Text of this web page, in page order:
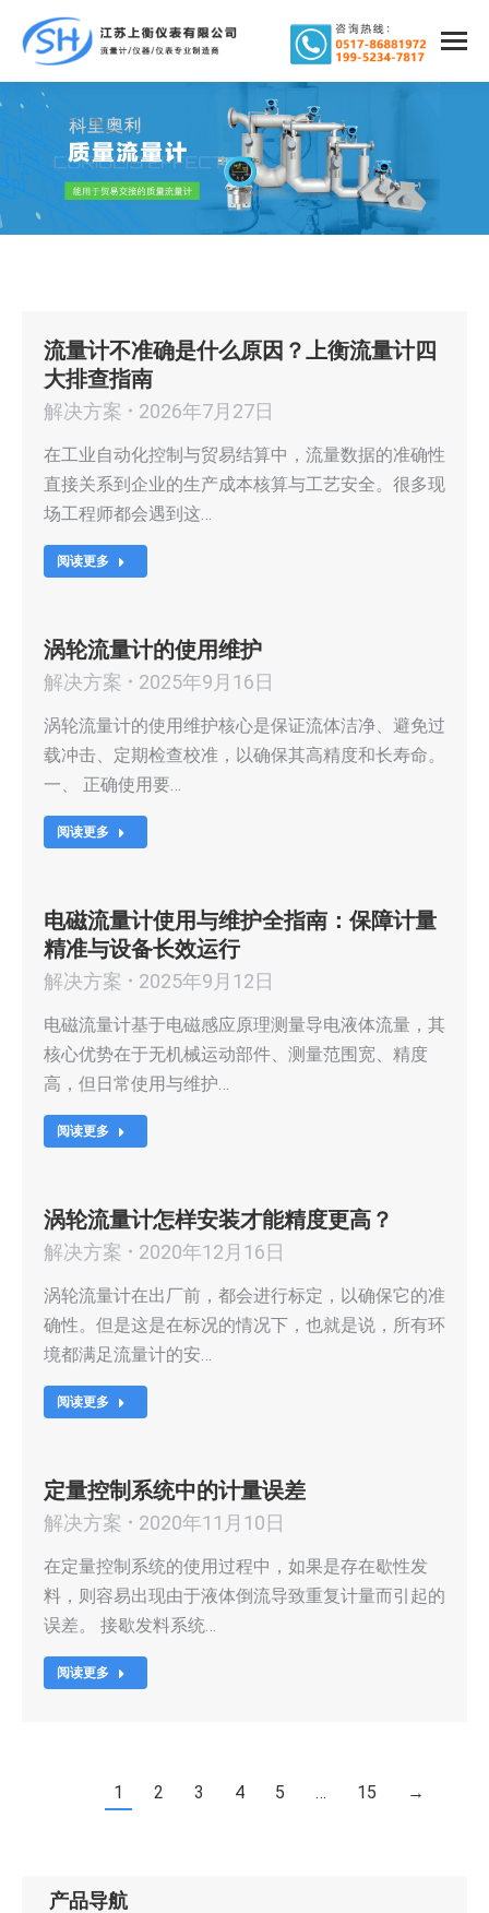
流量计不准确是什么原因？上衡流量计四
大排查指南
解决方案 2026年7月27日
在工业自动化控制与贸易结算中，流量数据的准确性
直接关系到企业的生产成本核算与工艺安全。很多现
场工程师都会遇到这…
阅读更多
涡轮流量计的使用维护
解决方案 2025年9月16日
涡轮流量计的使用维护核心是保证流体洁净、避免过
载冲击、定期检查校准，以确保其高精度和长寿命。
一、 正确使用要…
阅读更多
电磁流量计使用与维护全指南：保障计量
精准与设备长效运行
解决方案 2025年9月12日
电磁流量计基于电磁感应原理测量导电液体流量，其
核心优势在于无机械运动部件、测量范围宽、精度
高，但日常使用与维护…
阅读更多
涡轮流量计怎样安装才能精度更高？
解决方案 2020年12月16日
涡轮流量计在出厂前，都会进行标定，以确保它的准
确性。但是这是在标况的情况下，也就是说，所有环
境都满足流量计的安…
阅读更多
定量控制系统中的计量误差
解决方案 2020年11月10日
在定量控制系统的使用过程中，如果是存在歇性发
料，则容易出现由于液体倒流导致重复计量而引起的
误差。 接歇发料系统…
阅读更多
1 2 3 4 5 … 15 →
产品导航